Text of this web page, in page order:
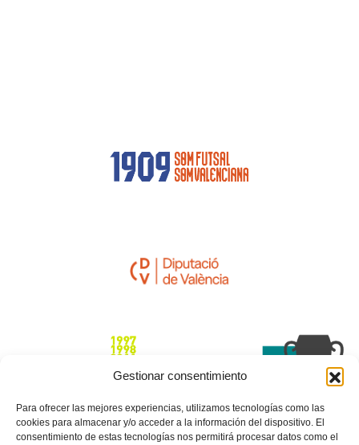
Gestionar consentimiento
Para ofrecer las mejores experiencias, utilizamos tecnologías como las
cookies para almacenar y/o acceder a la información del dispositivo. El
consentimiento de estas tecnologías nos permitirá procesar datos como el